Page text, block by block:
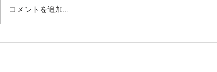
姓名：百束比古（ひゃくそく・ひ
科部門院長 Ph:03-6272-8787 E-
美 とはー医療の回転寿司チェー
シミ取りレ
コメントを追加…